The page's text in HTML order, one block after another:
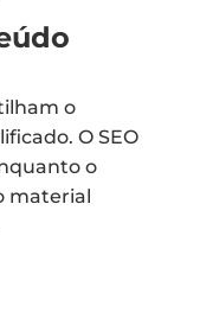
o
O SEO
o
material